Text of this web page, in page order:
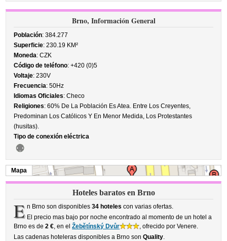
Brno, Información General
Población: 384.277
Superficie: 230.19 KM²
Moneda: CZK
Código de teléfono: +420 (0)5
Voltaje: 230V
Frecuencia: 50Hz
Idiomas Oficiales: Checo
Religiones: 60% De La Población Es Atea. Entre Los Creyentes,
Predominan Los Católicos Y En Menor Medida, Los Protestantes
(husitas).
Tipo de conexión eléctrica
Mapa
Hoteles baratos en Brno
E n Brno son disponibles 34 hoteles con varias ofertas.
El precio mas bajo por noche encontrado al momento de un hotel a
Brno es de2 €, en elŽebětínský Dvůr
, ofrecido por Venere.
Las cadenas hoteleras disponibles a Brno sonQuality.